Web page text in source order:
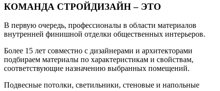
КОМАНДА СТРОЙДИЗАЙН – ЭТО
В первую очередь, профессионалы в области материалов
внутренней финишной отделки общественных интерьеров.
Более 15 лет совместно с дизайнерами и архитекторами
подбираем материалы по характеристикам и свойствам,
соответствующие назначению выбранных помещений.
Подвесные потолки, светильники, стеновые и напольные